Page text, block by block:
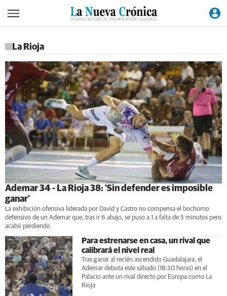
La Rioja
Ademar 34 - La Rioja 38: 'Sin defender es imposible
ganar'
La exhibición ofensiva liderada por David y Castro no compensa el bochorno
defensivo de un Ademar que, tras ir 6 abajo, se puso a 1 a falta de 5 minutos pero
acabó perdiendo
Para estrenarse en casa, un rival que
calibrará el nivel real
Tras ganar al recién ascendido Guadalajara, el
Ademar debuta este sábado (18:30 horas) en el
Palacio ante un rival directo por Europa como La
Rioja